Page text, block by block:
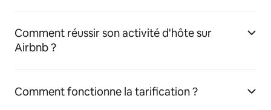
Comment réussir son activité d'hôte sur
Airbnb ?
Comment fonctionne la tarification ?